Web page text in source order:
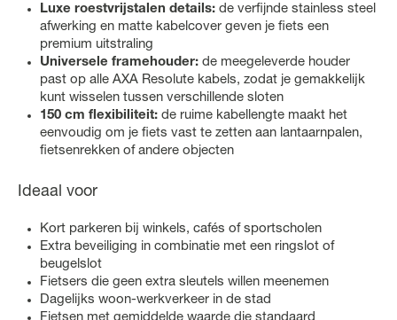
Luxe roestvrijstalen details: de verfijnde stainless steel
afwerking en matte kabelcover geven je fiets een
premium uitstraling
Universele framehouder: de meegeleverde houder
past op alle AXA Resolute kabels, zodat je gemakkelijk
kunt wisselen tussen verschillende sloten
150 cm flexibiliteit: de ruime kabellengte maakt het
eenvoudig om je fiets vast te zetten aan lantaarnpalen,
fietsenrekken of andere objecten
Ideaal voor
Kort parkeren bij winkels, cafés of sportscholen
Extra beveiliging in combinatie met een ringslot of
beugelslot
Fietsers die geen extra sleutels willen meenemen
Dagelijks woon-werkverkeer in de stad